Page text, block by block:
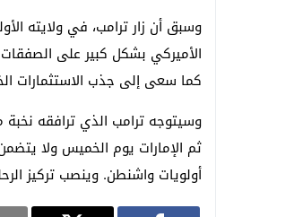
الأميركي بشكل كبير على
كما سعى إلى جذب الاستثمارات
وسيتوجه ترامب الذي ترافقه نخبة
ثم الإمارات يوم الخميس ولا
أولويات واشنطن. وينصب تركيز